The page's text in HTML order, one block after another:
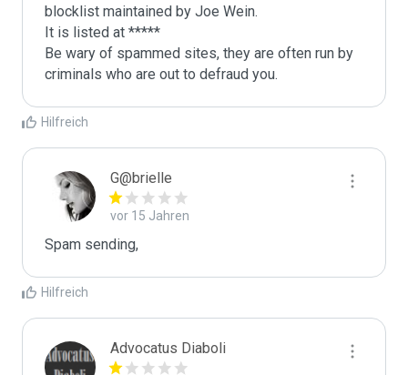
blocklist maintained by Joe Wein.
It is listed at *****
Be wary of spammed sites, they are often run by
criminals who are out to defraud you.
Hilfreich
G@brielle
vor 15 Jahren
Spam sending,
Hilfreich
Advocatus Diaboli